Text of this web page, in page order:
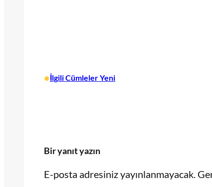
•İlgili Cümleler Yeni
Bir yanıt yazın
E-posta adresiniz yayınlanmayacak.